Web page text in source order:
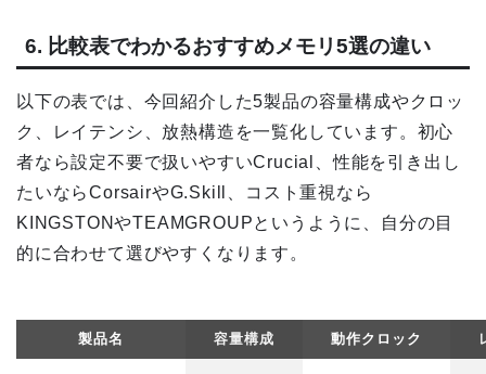
6. 比較表でわかるおすすめメモリ5選の違い
以下の表では、今回紹介した5製品の容量構成やクロッ
ク、レイテンシ、放熱構造を一覧化しています。初心
者なら設定不要で扱いやすいCrucial、性能を引き出し
たいならCorsairやG.Skill、コスト重視なら
KINGSTONやTEAMGROUPというように、自分の目
的に合わせて選びやすくなります。
製品名 容量構成 動作クロック